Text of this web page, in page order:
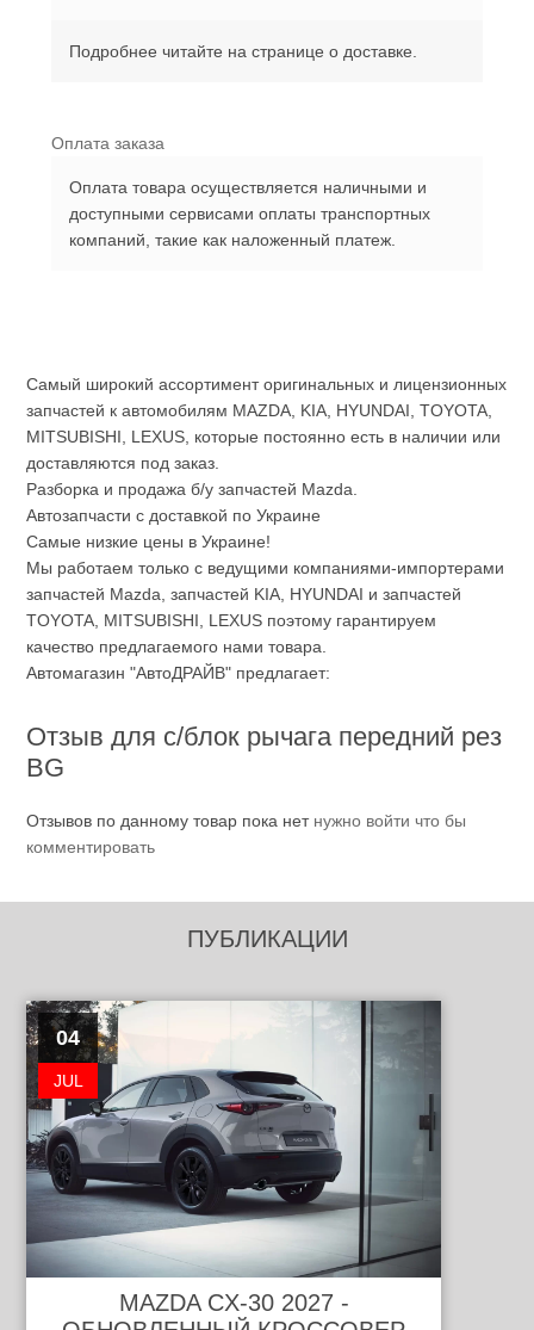
Подробнее читайте на странице о доставке.
Оплата заказа
Оплата товара осуществляется наличными и
доступными сервисами оплаты транспортных
компаний, такие как наложенный платеж.
Самый широкий ассортимент оригинальных и лицензионных
запчастей к автомобилям MAZDA, KIA, HYUNDAI, TOYOTA,
MITSUBISHI, LEXUS, которые постоянно есть в наличии или
доставляются под заказ.
Разборка и продажа б/у запчастей Mazda.
Автозапчасти с доставкой по Украине
Самые низкие цены в Украине!
Мы работаем только с ведущими компаниями-импортерами
запчастей Mazda, запчастей KIA, HYUNDAI и запчастей
TOYOTA, MITSUBISHI, LEXUS поэтому гарантируем
качество предлагаемого нами товара.
Автомагазин "АвтоДРАЙВ" предлагает:
Отзыв для с/блок рычага передний рез
BG
Отзывов по данному товар пока нет нужно войти что бы
комментировать
ПУБЛИКАЦИИ
04
JUL
MAZDA CX-30 2027 -